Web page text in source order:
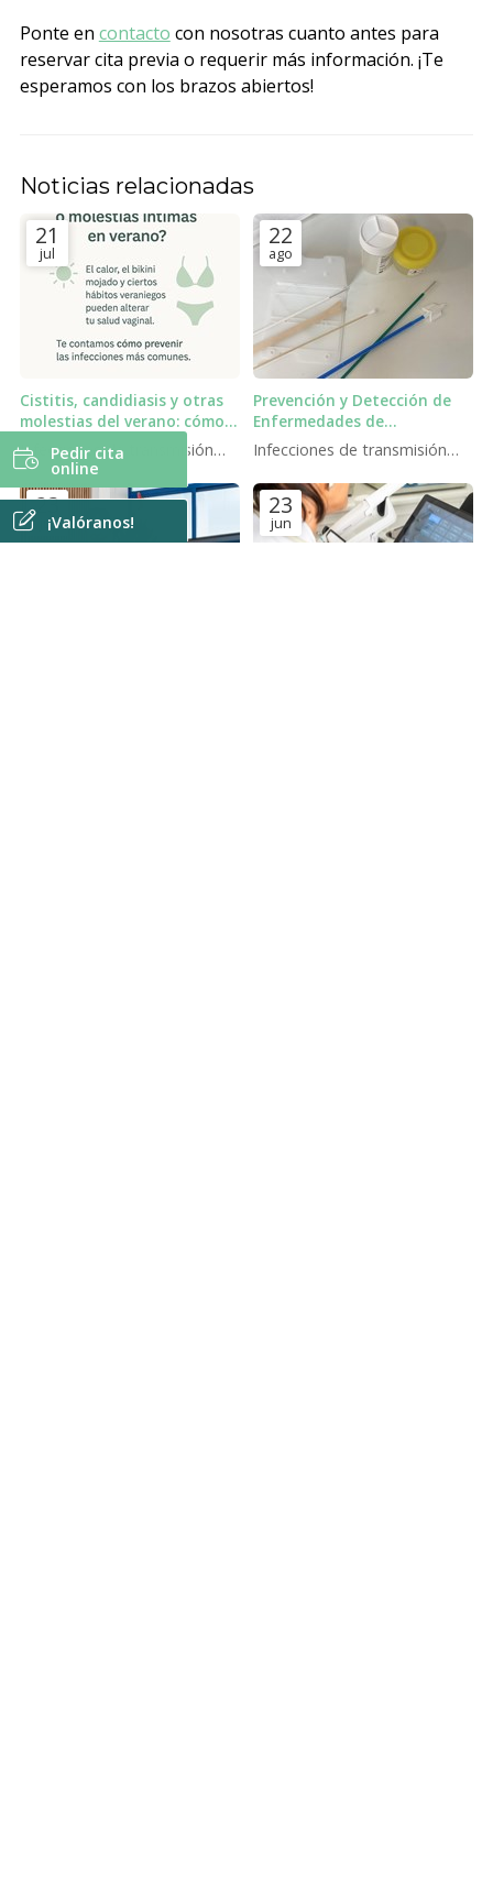
Ponte en contacto con nosotras cuanto antes para
reservar cita previa o requerir más información. ¡Te
esperamos con los brazos abiertos!
Noticias relacionadas
21
jul
Cistitis, candidiasis y otras
molestias del verano: cómo
Infecciones de transmisión
sexual
22
ago
Prevención y Detección de
Enfermedades de
Transmisión Sexual en
Clínica Camelias en Vigo
Infecciones de transmisión
23
jul
23
jun
Pedir cita
online
¡Valóranos!